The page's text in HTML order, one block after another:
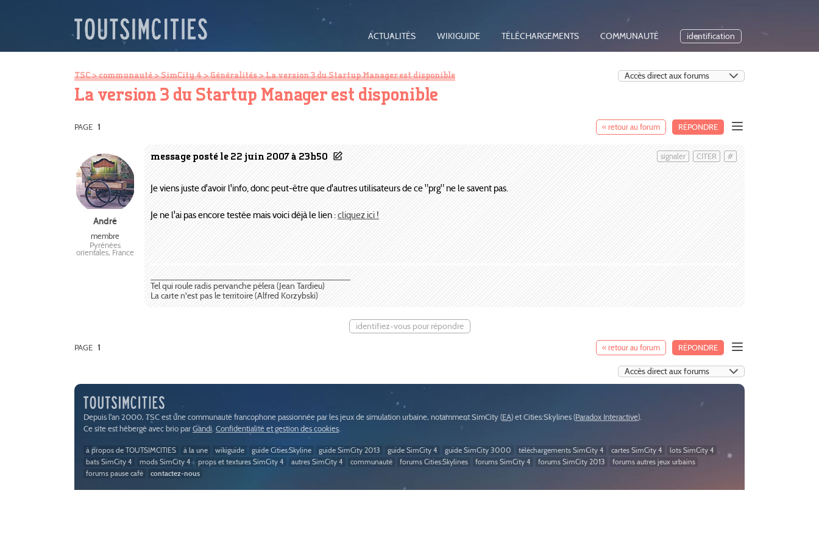
ACTUALITÉS WIKIGUIDE TÉLÉCHARGEMENTS COMMUNAUTÉ identification
TSC>communauté>SimCity 4>Généralités> La version 3 du Startup Manager est disponible
La version 3 du Startup Manager est disponible
« retour au forum RÉPONDRE
PAGE 1
message posté le 22 juin 2007 à 23h50 #
CITER
signaler
André
membre
Pyrénées
orientales, France
Je viens juste d'avoir l'info, donc peut-être que d'autres utilisateurs de ce "prg" ne le savent pas.
Je ne l'ai pas encore testée mais voici déjà le lien :cliquez ici !
Tel qui roule radis pervanche pèlera (Jean Tardieu)
La carte n'est pas le territoire (Alfred Korzybski)
identifiez-vous pour répondre
« retour au forum RÉPONDRE
PAGE 1
Depuis l'an 2000, TSC est une communauté francophone passionnée par les jeux de simulation urbaine, notamment SimCity (EA) et Cities:Skylines (Paradox Interactive).
Ce site est hébergé avec brio par Gandi Confidentialité et gestion des cookies
à propos de TOUTSIMCITIES à la une wikiguide guide Cities:Skyline guide SimCity 2013 guide SimCity 4 guide SimCity 3000 téléchargements SimCity 4 cartes SimCity 4
lots SimCity 4
bats SimCity 4
mods SimCity 4 props et textures SimCity 4 autres SimCity 4 communauté forums Cities:Skylines forums SimCity 4 forums SimCity 2013
forums autres jeux urbains
forums pause café
contactez-nous